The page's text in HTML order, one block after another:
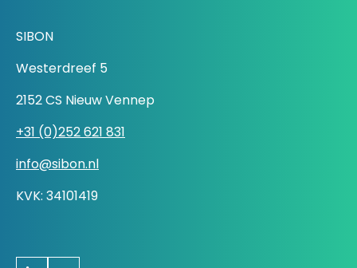
SIBON
Westerdreef 5
2152 CS Nieuw Vennep
+31 (0)252 621 831
info@sibon.nl
KVK: 34101419